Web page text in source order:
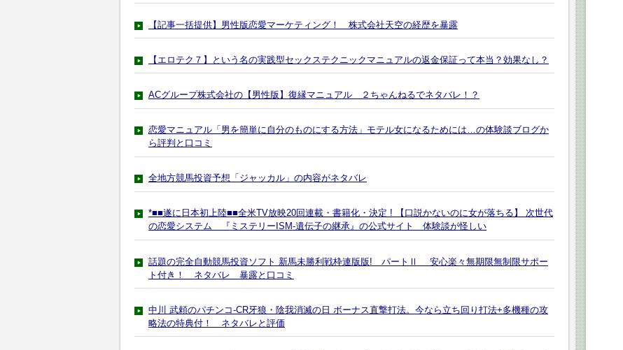
【記事一括提供】男性版恋愛マーケティング！ 株式会社天空の経歴を暴露
【エロテク７】という名の実践型セックステクニックマニュアルの返金保証って本当？効果なし？
ACグループ株式会社の【男性版】復縁マニュアル ２ちゃんねるでネタバレ！？
恋愛マニュアル「男を簡単に自分のものにする方法」モテル女になるためには…の体験談ブログか
ら評判と口コミ
全地方競馬投資予想「ジャッカル」の内容がネタバレ
*■■遂に日本初上陸■■全米TV放映20回連載・書籍化・決定 ! 【口説かないのに女が落ちる】 次世代
の恋愛システム 『ミステリーISM-遺伝子の継承』の公式サイト 体験談が怪しい
話題の完全自動競馬投資ソフト 新馬未勝利戦枠連版版! パートⅡ 安心楽々無期限無制限サポー
ト付き！ ネタバレ 暴露と口コミ
中川 武頼のパチンコ-CR牙狼・陰我消滅の日 ボーナス直撃打法。今なら立ち回り打法+多機種の攻
略法の特典付！ ネタバレと評価